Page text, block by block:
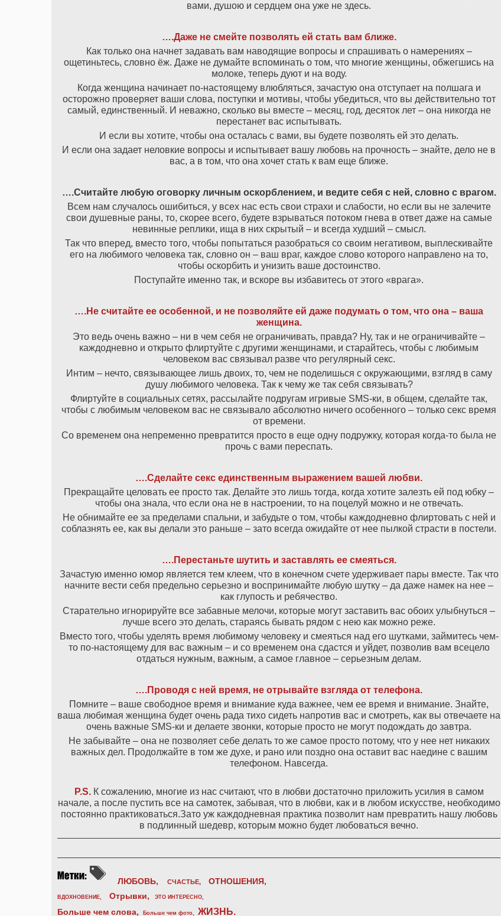
вами, душою и сердцем она уже не здесь.
….Даже не смейте позволять ей стать вам ближе.
Как только она начнет задавать вам наводящие вопросы и спрашивать о намерениях –
ощетиньтесь, словно ёж. Даже не думайте вспоминать о том, что многие женщины, обжегшись на
молоке, теперь дуют и на воду.
Когда женщина начинает по-настоящему влюбляться, зачастую она отступает на полшага и
осторожно проверяет ваши слова, поступки и мотивы, чтобы убедиться, что вы действительно тот
самый, единственный. И неважно, сколько вы вместе – месяц, год, десяток лет – она никогда не
перестанет вас испытывать.
И если вы хотите, чтобы она осталась с вами, вы будете позволять ей это делать.
И если она задает неловкие вопросы и испытывает вашу любовь на прочность – знайте, дело не в
вас, а в том, что она хочет стать к вам еще ближе.
….Считайте любую оговорку личным оскорблением, и ведите себя с ней, словно с врагом.
Всем нам случалось ошибиться, у всех нас есть свои страхи и слабости, но если вы не залечите
свои душевные раны, то, скорее всего, будете взрываться потоком гнева в ответ даже на самые
невинные реплики, ища в них скрытый – и всегда худший – смысл.
Так что вперед, вместо того, чтобы попытаться разобраться со своим негативом, выплескивайте
его на любимого человека так, словно он – ваш враг, каждое слово которого направлено на то,
чтобы оскорбить и унизить ваше достоинство.
Поступайте именно так, и вскоре вы избавитесь от этого «врага».
….Не считайте ее особенной, и не позволяйте ей даже подумать о том, что она – ваша
женщина.
Это ведь очень важно – ни в чем себя не ограничивать, правда? Ну, так и не ограничивайте –
каждодневно и открыто флиртуйте с другими женщинами, и старайтесь, чтобы с любимым
человеком вас связывал разве что регулярный секс.
Интим – нечто, связывающее лишь двоих, то, чем не поделишься с окружающими, взгляд в саму
душу любимого человека. Так к чему же так себя связывать?
Флиртуйте в социальных сетях, рассылайте подругам игривые SMS-ки, в общем, сделайте так,
чтобы с любимым человеком вас не связывало абсолютно ничего особенного – только секс время
от времени.
Со временем она непременно превратится просто в еще одну подружку, которая когда-то была не
прочь с вами переспать.
….Сделайте секс единственным выражением вашей любви.
Прекращайте целовать ее просто так. Делайте это лишь тогда, когда хотите залезть ей под юбку –
чтобы она знала, что если она не в настроении, то на поцелуй можно и не отвечать.
Не обнимайте ее за пределами спальни, и забудьте о том, чтобы каждодневно флиртовать с ней и
соблазнять ее, как вы делали это раньше – зато всегда ожидайте от нее пылкой страсти в постели.
….Перестаньте шутить и заставлять ее смеяться.
Зачастую именно юмор является тем клеем, что в конечном счете удерживает пары вместе. Так что
начните вести себя предельно серьезно и воспринимайте любую шутку – да даже намек на нее –
как глупость и ребячество.
Старательно игнорируйте все забавные мелочи, которые могут заставить вас обоих улыбнуться –
лучше всего это делать, стараясь бывать рядом с нею как можно реже.
Вместо того, чтобы уделять время любимому человеку и смеяться над его шутками, займитесь чем-
то по-настоящему для вас важным – и со временем она сдастся и уйдет, позволив вам всецело
отдаться нужным, важным, а самое главное – серьезным делам.
….Проводя с ней время, не отрывайте взгляда от телефона.
Помните – ваше свободное время и внимание куда важнее, чем ее время и внимание. Знайте,
ваша любимая женщина будет очень рада тихо сидеть напротив вас и смотреть, как вы отвечаете на
очень важные SMS-ки и делаете звонки, которые просто не могут подождать до завтра.
Не забывайте – она не позволяет себе делать то же самое просто потому, что у нее нет никаких
важных дел. Продолжайте в том же духе, и рано или поздно она оставит вас наедине с вашим
телефоном. Навсегда.
P.S.К сожалению, многие из нас считают, что в любви достаточно приложить усилия в самом
начале, а после пустить все на самотек, забывая, что в любви, как и в любом искусстве, необходимо
постоянно практиковаться.Зато уж каждодневная практика позволит нам превратить нашу любовь
в подлинный шедевр, которым можно будет любоваться вечно.
ЛЮБОВЬ, СЧАСТЬЕ, ОТНОШЕНИЯ,
ВДОХНОВЕНИЕ, Отрывки, ЭТО ИНТЕРЕСНО,
Больше чем слова, Больше чем фото, ЖИЗНЬ.